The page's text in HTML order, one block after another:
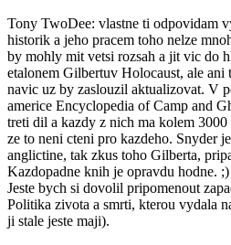
Tony TwoDee: vlastne ti odpovidam
historik a jeho pracem toho nelze
by mohly mit vetsi rozsah a jit vic do
etalonem Gilbertuv Holocaust, ale ani
navic uz by zaslouzil aktualizovat. V
americe Encyclopedia of Camp and
treti dil a kazdy z nich ma kolem 3000
ze to neni cteni pro kazdeho. Snyder
anglictine, tak zkus toho Gilberta,
Kazdopadne knih je opravdu hodne. ;)
Jeste bych si dovolil pripomenout
Politika zivota a smrti, kterou vydala
ji stale jeste maji).